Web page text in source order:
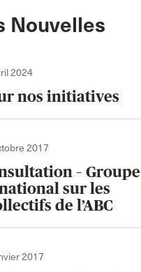
Nouvelles
2024
nos initiatives
2017
– Groupe
sur les
de l’ABC
2017